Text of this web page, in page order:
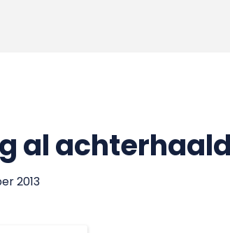
al
2013